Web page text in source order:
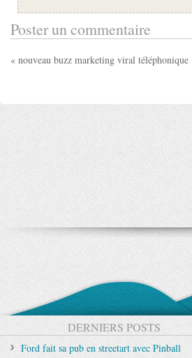
Poster un commentaire
« nouveau buzz marketing viral
DERNIERS POSTS
Ford fait sa pub en streetart avec Pinball